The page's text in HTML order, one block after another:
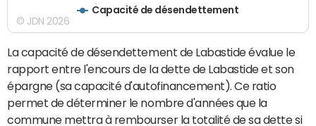
Capacité de désendettement
© JDN 2026
La capacité de désendettement de Labastide évalue le
rapport entre l'encours de la dette de Labastide et son
épargne (sa capacité d'autofinancement). Ce ratio
permet de déterminer le nombre d'années que la
commune mettra à rembourser la totalité de sa dette si